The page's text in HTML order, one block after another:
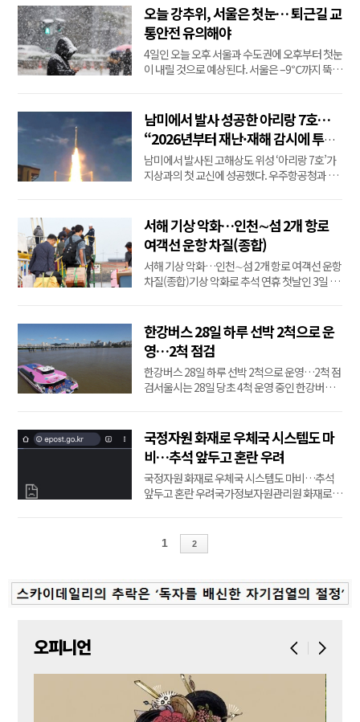
행사에서는 ‘AI와 항공우주산업’을 주제로 항공
우주산업에서 AI 활용한 디지털 전환이 어디까
지 왔는지 살펴볼 예정이다. 세미나에는 학회 회
원,...
오늘 강추위, 서울은 첫눈… 퇴근길 교
통안전 유의해야
4일인 오늘 오후 서울과 수도권에 오후부터 첫눈
이 내릴 것으로 예상된다. 서울은 –9℃까지 뚝
수도권 기준 최대 5cm로 짧은 시간 동안 많은 눈
이 내릴 수 있어 도로 마비 등 교통 혼잡이 예상된
다. 기상청은 “중부 내륙은 퇴근 시간대 눈...
남미에서 발사 성공한 아리랑 7호…
“2026년부터 재난·재해 감시에 투
입”
남미에서 발사된 고해상도 위성 ‘아리랑 7호’가
지상과의 첫 교신에 성공했다. 우주항공청과 한
체인 아리안스페이스 베가-C 로켓에서 분리돼
지상국과 초기 교신에 성공했다고 전했다. 이날
새벽 2시21분(현지시간 1일 오후 2시21분) 남미
...
서해 기상 악화…인천∼섬 2개 항로
여객선 운항 차질(종합)
서해 기상 악화…인천∼섬 2개 항로 여객선 운항
차질(종합)기상 악화로 추석 연휴 첫날인 3일 인
공단 인천운항관리센터에 따르면 이날 오후 2시
기준 인천 앞바다에는 초속 8∼12ｍ 수준의 강
한 바람이 불고 있다.이에 따라 인천 덕적도∼
울...
한강버스 28일 하루 선박 2척으로 운
영…2척 점검
한강버스 28일 하루 선박 2척으로 운영…2척 점
검서울시는 28일 당초 4척 운영 중인 한강버스
선박은 103·104호선으로, 오전 출항 준비 과정
에서 정비 필요사항이 발견됐다.시는 정밀 점검
을 위해 운항을 일시 중단했다.이날 한강버스는
총 1...
국정자원 화재로 우체국 시스템도 마
비…추석 앞두고 혼란 우려
국정자원 화재로 우체국 시스템도 마비…추석
앞두고 혼란 우려국가정보자원관리원 화재로
정상화에 노력"국가정보자원관리원 화재로 인
터넷 우체국 등 우편 서비스와 우체국 예금·보험
1 2
오피니언